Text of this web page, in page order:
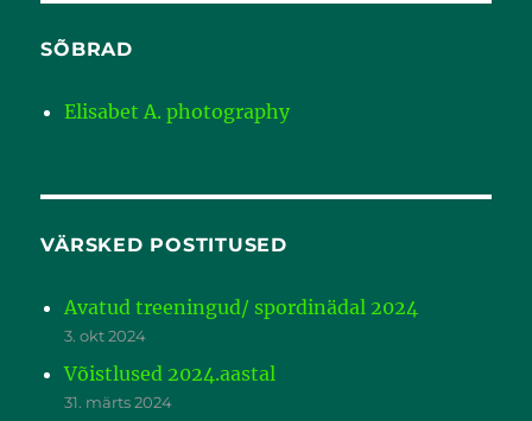
SÕBRAD
Elisabet A. photography
VÄRSKED POSTITUSED
Avatud treeningud/ spordinädal 2024
3. okt 2024
Võistlused 2024.aastal
31. märts 2024